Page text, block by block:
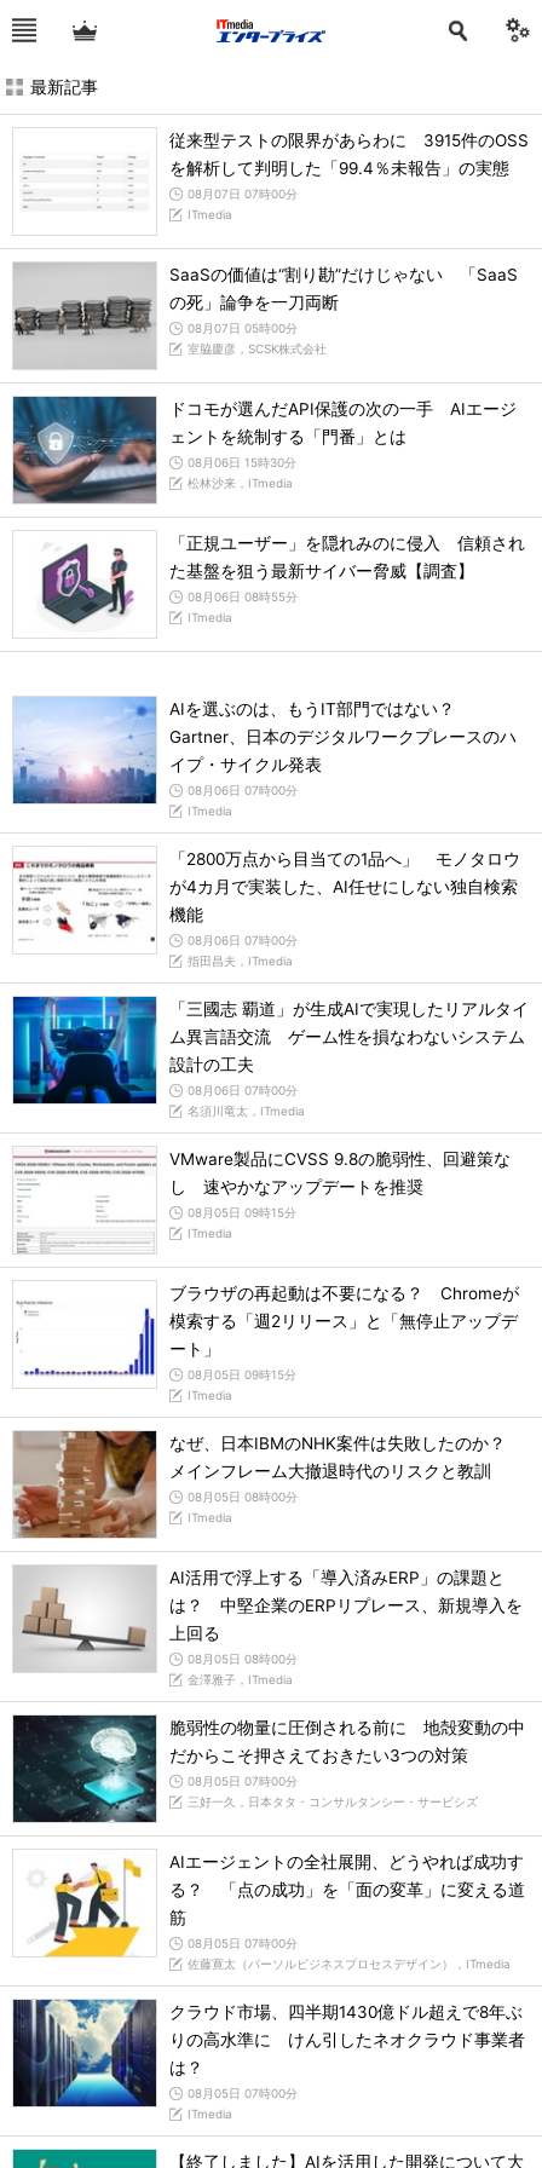
最新記事
従来型テストの限界があらわに 3915件のOSS
を解析して判明した「99.4％未報告」の実態
08月07日 07時00分
ITmedia
SaaSの価値は“割り勘”だけじゃない 「SaaS
の死」論争を一刀両断
08月07日 05時00分
室脇慶彦，SCSK株式会社
ドコモが選んだAPI保護の次の一手 AIエージ
ェントを統制する「門番」とは
08月06日 15時30分
松林沙来，ITmedia
「正規ユーザー」を隠れみのに侵入 信頼され
た基盤を狙う最新サイバー脅威【調査】
08月06日 08時55分
ITmedia
AIを選ぶのは、もうIT部門ではない？
Gartner、日本のデジタルワークプレースのハ
イプ・サイクル発表
08月06日 07時00分
ITmedia
「2800万点から目当ての1品へ」 モノタロウ
が4カ月で実装した、AI任せにしない独自検索
機能
08月06日 07時00分
指田昌夫，ITmedia
「三國志 覇道」が生成AIで実現したリアルタイ
ム異言語交流 ゲーム性を損なわないシステム
設計の工夫
08月06日 07時00分
名須川竜太，ITmedia
VMware製品にCVSS 9.8の脆弱性、回避策な
し 速やかなアップデートを推奨
08月05日 09時15分
ITmedia
ブラウザの再起動は不要になる？ Chromeが
模索する「週2リリース」と「無停止アップデ
ート」
08月05日 09時15分
ITmedia
なぜ、日本IBMのNHK案件は失敗したのか？
メインフレーム大撤退時代のリスクと教訓
08月05日 08時00分
ITmedia
AI活用で浮上する「導入済みERP」の課題と
は？ 中堅企業のERPリプレース、新規導入を
上回る
08月05日 08時00分
金澤雅子，ITmedia
脆弱性の物量に圧倒される前に 地殻変動の中
だからこそ押さえておきたい3つの対策
08月05日 07時00分
三好一久，日本タタ・コンサルタンシー・サービシズ
AIエージェントの全社展開、どうやれば成功す
る？ 「点の成功」を「面の変革」に変える道
筋
08月05日 07時00分
佐藤寛太（パーソルビジネスプロセスデザイン），ITmedia
クラウド市場、四半期1430億ドル超えで8年ぶ
りの高水準に けん引したネオクラウド事業者
は？
08月05日 07時00分
ITmedia
【終了しました】AIを活用した開発について大